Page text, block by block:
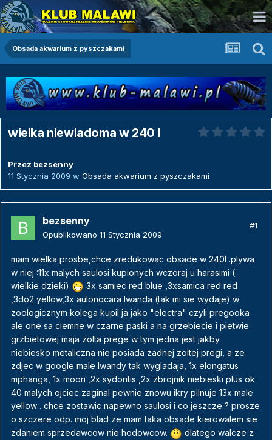
Obsada akwarium z pyszczakami
wielka niewiadoma w 240 l
Przez bezsenny
11 Stycznia 2009 w Obsada akwarium z pyszczakami
bezsenny
Opublikowano 11 Stycznia 2009
#1
mam wielka prosbe,chce zredukowac obsade w 240l .plywa
w niej :11x malych saulosi kupionych wczoraj u harasimi (
wielkie dzieki)
3x samiec red blue ,3xsamica red red
,3do2 yellow,3x aulonocara lwanda (tak mi sie wydaje) w
zoologicznym kolega kupil ja jako "electra" czyli pregooka
ale one sa ciemne w czarne paski a na grzebiecie i pletwie
grzbietowej maja zolta prege w tym jedna jest jakby
niebiesko metaliczna nie posiada zadnej zoltej pregi, a ze
zdjec w google male lwandy tak wygladaja, 1x elongatus
mphanga, 1x moori ,2x sydontis ,2x zbrojnik niebieski plus ok
40 malych ojciec zaginal pewnie znowu ikry pilnuje 13x male
yellow . chce zostawic napewno saulosi i co jeszcze ? prosze
o szczere odp. moj blad ze mam taka obsade kierowalem sie
zdaniem sprzedawcow nie hodowcow.
dlatego walcze z